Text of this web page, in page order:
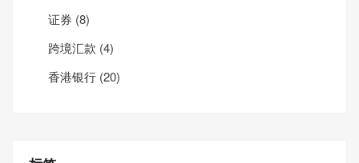
证券 (8)
跨境汇款 (4)
香港银行 (20)